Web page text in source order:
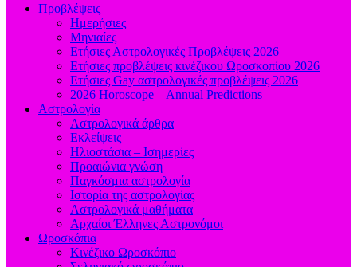
Προβλέψεις
Ημερήσιες
Μηνιαίες
Ετήσιες Αστρολογικές Προβλέψεις 2026
Ετήσιες προβλέψεις κινέζικου Ωροσκοπίου 2026
Ετήσιες Gay αστρολογικές προβλέψεις 2026
2026 Horoscope – Annual Predictions
Αστρολογία
Αστρολογικά άρθρα
Εκλείψεις
Ηλιοστάσια – Ισημερίες
Προαιώνια γνώση
Παγκόσμια αστρολογία
Ιστορία της αστρολογίας
Aστρολογικά μαθήματα
Aρχαίοι Έλληνες Αστρονόμοι
Ωροσκόπια
Κινέζικο Ωροσκόπιο